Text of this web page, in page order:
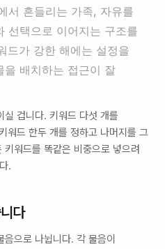
서 흔들리는 가족, 자유를
선택으로 이어지는 구조를
드가 강한 해에는 설정을
을 배치하는 접근이 잘
실 겁니다. 키워드 다섯 개를
워드 한두 개를 정하고 나머지를 그
워드를 똑같은 비중으로 넣으려
.
다
으로 나뉩니다. 각 물음이